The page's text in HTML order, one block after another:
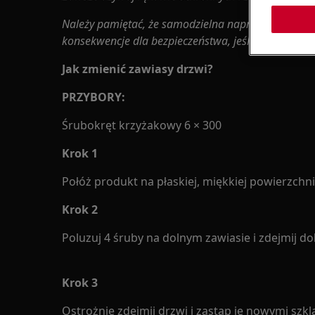
Należy pamiętać, że samodzielna naprawa lub
konsekwencje dla bezpieczeństwa, jeśli nie zostanie
Jak zmienić zawiasy drzwi?
PRZYBORY:
Śrubokręt krzyżakowy 6 × 300
Krok 1
Połóż produkt na płaskiej, miękkiej
Krok 2
Poluzuj 4 śruby na dolnym zawiasie i zdejmij
Krok 3
Ostrożnie zdejmij drzwi i zastąp je nowymi